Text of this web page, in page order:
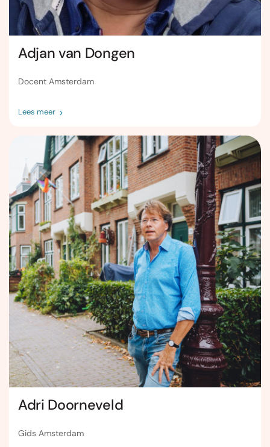
Adjan van Dongen
Docent Amsterdam
Lees meer
Adri Doorneveld
Gids Amsterdam